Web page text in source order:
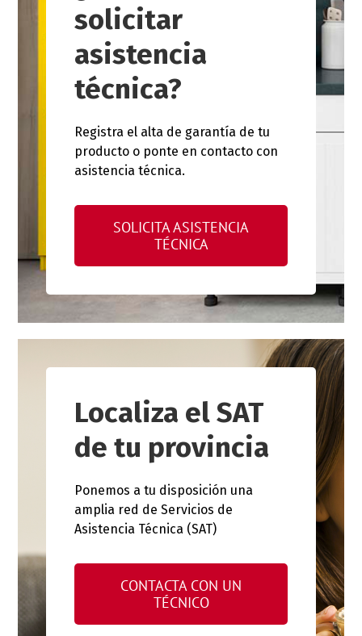
solicitar
asistencia
técnica?
Registra el alta de garantía de tu
producto o ponte en contacto con
asistencia técnica.
SOLICITA ASISTENCIA
TÉCNICA
Localiza el SAT
de tu provincia
Ponemos a tu disposición una
amplia red de Servicios de
Asistencia Técnica (SAT)
CONTACTA CON UN
TÉCNICO